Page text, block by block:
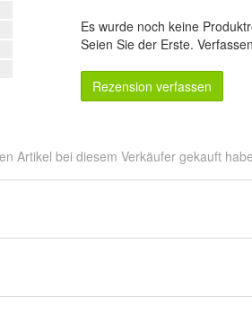
Es wurde noch keine
Seien Sie der Erste.
Rezension verfassen
Artikel bei diesem Verkäufer gekauft